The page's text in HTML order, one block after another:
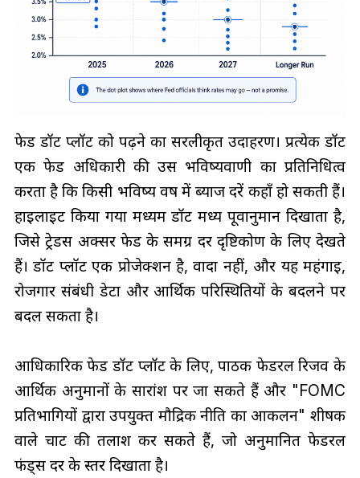
फेड डॉट प्लॉट को पढ़ने का सरलीकृत उदाहरण। प्रत्येक डॉट
एक फेड अधिकारी की उस भविष्यवाणी का प्रतिनिधित्व
करता है कि किसी भविष्य वर्ष में ब्याज दरें कहाँ हो सकती हैं।
हाइलाइट किया गया मध्यम डॉट मध्य पूर्वानुमान दिखाता है,
जिसे ट्रेडर्स अक्सर फेड के समग्र दर दृष्टिकोण के लिए देखते
हैं। डॉट प्लॉट एक प्रोजेक्शन है, वादा नहीं, और यह महंगाई,
रोजगार संबंधी डेटा और आर्थिक परिस्थितियों के बदलने पर
बदल सकता है।
आधिकारिक फेड डॉट प्लॉट के लिए, पाठक फेडरल रिजर्व के
आर्थिक अनुमानों के सारांश पर जा सकते हैं और "FOMC
प्रतिभागियों द्वारा उपयुक्त मौद्रिक नीति का आकलन" शीर्षक
वाले चार्ट की तलाश कर सकते हैं, जो अनुमानित फेडरल
फंड्स दर के स्तर दिखाता है।